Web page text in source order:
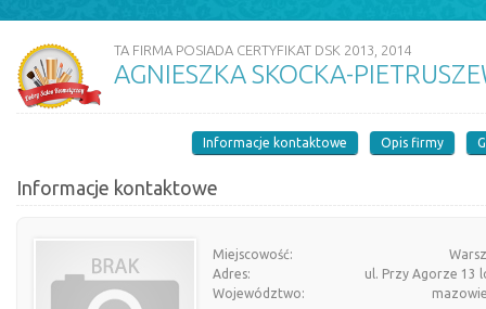
TA FIRMA POSIADA CERTYFIKAT DSK 2013, 2014
AGNIESZKA SKOCKA-
Informacje kontaktowe Opis firmy
Informacje kontaktowe
Miejscowość:
Adres:
ul. Przy Agorze 13
Województwo: